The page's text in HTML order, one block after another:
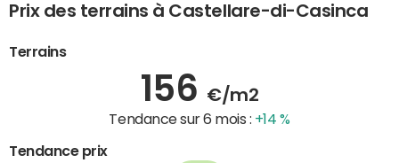
Prix des terrains à Castellare-di-Casinca
Terrains
156 €/m2
Tendance sur 6 mois : +14 %
Tendance prix